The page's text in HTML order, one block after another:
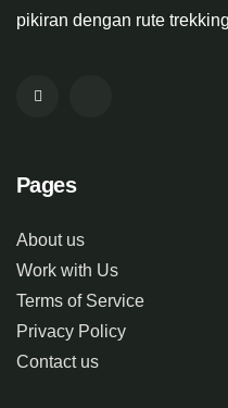
pikiran dengan rute
Pages
About us
Work with Us
Terms of Service
Privacy Policy
Contact us